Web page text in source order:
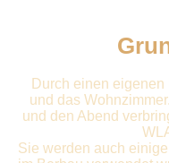
Durch einen
und das
und den Abend
Sie werden auch